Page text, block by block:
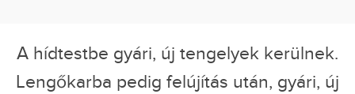
A hídtestbe gyári, új tengelyek kerülnek.
Lengőkarba pedig felújítás után, gyári, új